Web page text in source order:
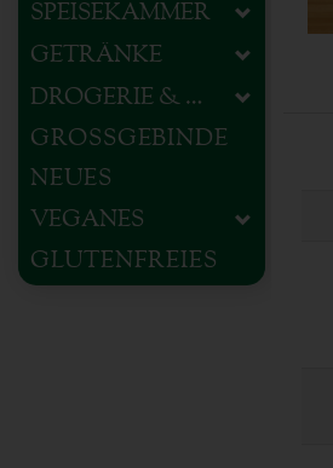
SPEISEKAMMER
GETRÄNKE
DROGERIE & HAUSHALT
GROSSGEBINDE
NEUES
VEGANES
GLUTENFREIES